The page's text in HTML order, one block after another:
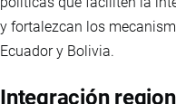
y fortalezcan los
Ecuador y Bolivia.
Integración